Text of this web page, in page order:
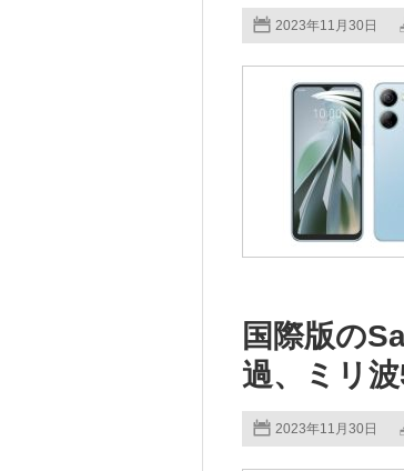
2023年11月30日
国際版の
過、ミリ
2023年11月30日